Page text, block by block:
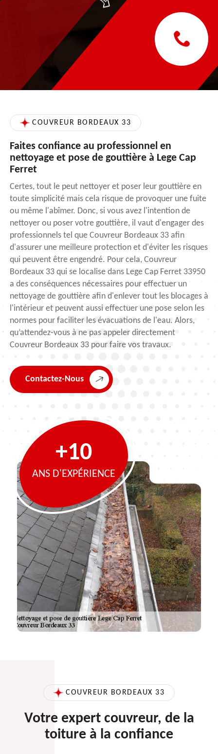
COUVREUR BORDEAUX 33
Faites confiance au professionnel en
nettoyage et pose de gouttière à Lege Cap
Ferret
Certes, tout le peut nettoyer et poser leur gouttière en
toute simplicité mais cela risque de provoquer une fuite
ou même l'abîmer. Donc, si vous avez l'intention de
nettoyer ou poser votre gouttière, il vaut d'engager des
professionnels tel que Couvreur Bordeaux 33 afin
d'assurer une meilleure protection et d'éviter les risques
qui peuvent être engendré. Pour cela, Couvreur
Bordeaux 33 qui se localise dans Lege Cap Ferret 33950
a des conséquences nécessaires pour effectuer un
nettoyage de gouttière afin d'enlever tout les blocages à
l'intérieur et peuvent aussi effectuer une pose selon les
normes pour faciliter les évacuations de l'eau. Alors,
qu’attendez-vous à ne pas appeler directement
Couvreur Bordeaux 33 pour faire vos travaux.
Contactez-Nous
+10
ANS D'EXPÉRIENCE
COUVREUR BORDEAUX 33
Votre expert couvreur, de la
toiture à la confiance